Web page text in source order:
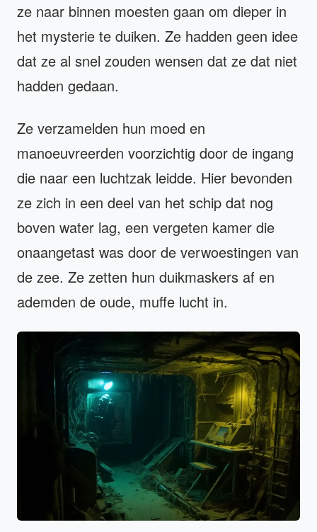
ze naar binnen moesten gaan om dieper in
het mysterie te duiken. Ze hadden geen idee
dat ze al snel zouden wensen dat ze dat niet
hadden gedaan.
Ze verzamelden hun moed en
manoeuvreerden voorzichtig door de ingang
die naar een luchtzak leidde. Hier bevonden
ze zich in een deel van het schip dat nog
boven water lag, een vergeten kamer die
onaangetast was door de verwoestingen van
de zee. Ze zetten hun duikmaskers af en
ademden de oude, muffe lucht in.